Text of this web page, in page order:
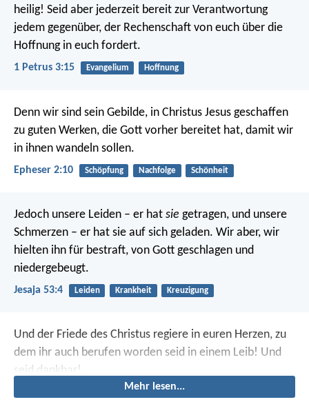
heilig! Seid aber jederzeit bereit zur Verantwortung
jedem gegenüber, der Rechenschaft von euch über die
Hoffnung in euch fordert.
1 Petrus 3:15 Evangelium Hoffnung
Denn wir sind sein Gebilde, in Christus Jesus geschaffen
zu guten Werken, die Gott vorher bereitet hat, damit wir
in ihnen wandeln sollen.
Epheser 2:10 Schöpfung Nachfolge Schönheit
Jedoch unsere Leiden – er hat sie getragen, und unsere
Schmerzen – er hat sie auf sich geladen. Wir aber, wir
hielten ihn für bestraft, von Gott geschlagen und
niedergebeugt.
Jesaja 53:4 Leiden Krankheit Kreuzigung
Und der Friede des Christus regiere in euren Herzen, zu
dem ihr auch berufen worden seid in einem Leib! Und
seid dankbar!
Mehr lesen...